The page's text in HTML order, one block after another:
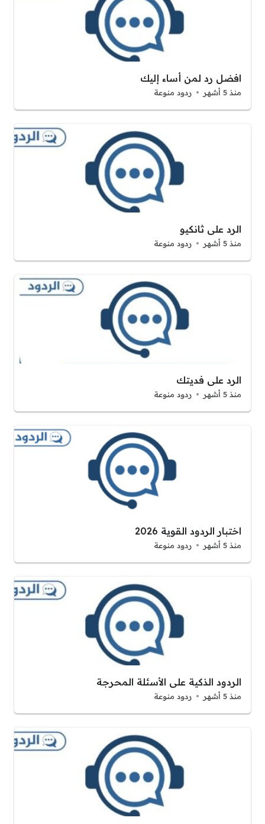
افضل رد لمن أساء إليك
منذ 5 أشهر ردود منوعة
الرد على ثانكيو
منذ 5 أشهر ردود منوعة
الرد على فديتك
منذ 5 أشهر ردود منوعة
اختبار الردود القوية 2026
منذ 5 أشهر ردود منوعة
الردود الذكية على الأسئلة المحرجة
منذ 5 أشهر ردود منوعة